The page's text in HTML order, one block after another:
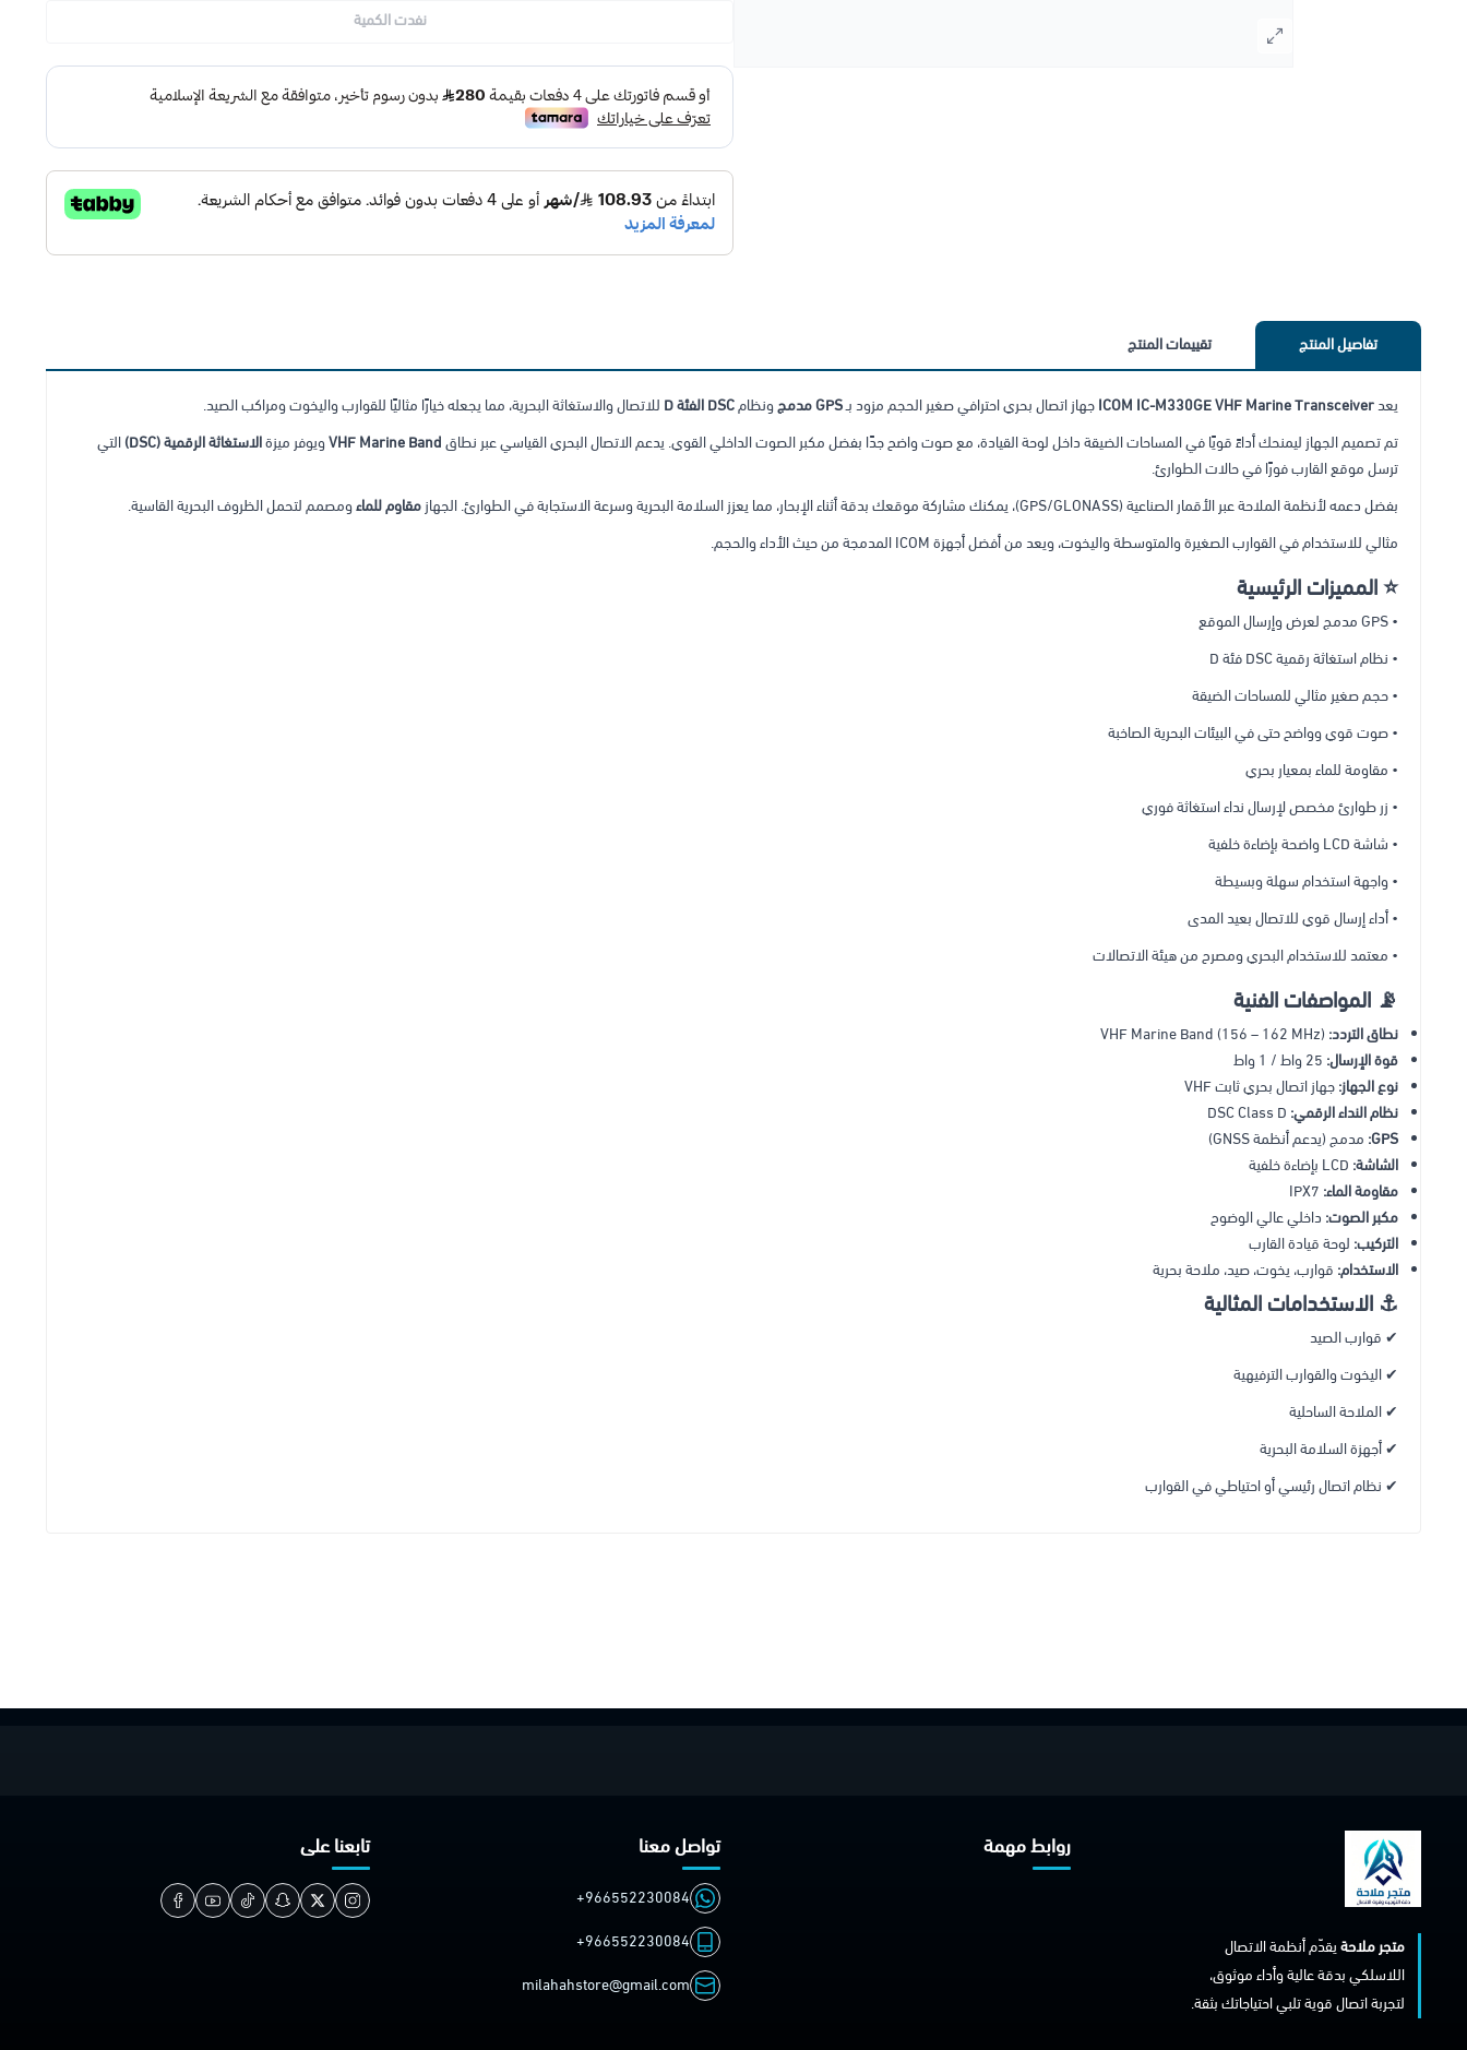
إضافة ملاحظة
نفدت الكمية
تفاصيل المنتج تقييمات المنتج
يعدICOM IC-M330GE VHF Marine Transceiverجهاز اتصال بحري احترافي صغير الحجم مزود بـGPS مدمج ونظامDSC الفئة D
للاتصال والاستغاثة البحرية، مما يجعله خيارًا مثاليًا للقوارب واليخوت ومراكب الصيد.
تم تصميم الجهاز ليمنحك أداءً قويًا في المساحات الضيقة داخل لوحة القيادة، مع صوت واضح جدًا بفضل مكبر الصوت الداخلي القوي. يدعم الاتصال البحري القياسي عبر نطاقVHF Marine Bandويوفر ميزةالاستغاثة الرقمية (DSC)
التي
ترسل موقع القارب فورًا في حالات الطوارئ.
بفضل دعمه لأنظمة الملاحة عبر الأقمار الصناعية (GPS/GLONASS)، يمكنك مشاركة موقعك بدقة أثناء الإبحار، مما يعزز السلامة البحرية وسرعة الاستجابة في الطوارئ. الجهاز
مقاوم للماءومصمم لتحمل الظروف البحرية القاسية.
مثالي للاستخدام في القوارب الصغيرة والمتوسطة واليخوت، ويعد من أفضل أجهزة ICOM المدمجة من حيث الأداء والحجم.
⭐ المميزات الرئيسية
• GPS مدمج لعرض وإرسال الموقع
• نظام استغاثة رقمية DSC فئة D
• حجم صغير مثالي للمساحات الضيقة
• صوت قوي وواضح حتى في البيئات البحرية الصاخبة
• مقاومة للماء بمعيار بحري
• زر طوارئ مخصص لإرسال نداء استغاثة فوري
• شاشة LCD واضحة بإضاءة خلفية
• واجهة استخدام سهلة وبسيطة
• أداء إرسال قوي للاتصال بعيد المدى
• معتمد للاستخدام البحري ومصرح من هيئة الاتصالات
📡 المواصفات الفنية
نطاق التردد:
قوة الإرسال:
نوع الجهاز:جهاز اتصال بحري ثابت VHF
نظام النداء الرقمي:
GPS: مدمج (يدعم أنظمة GNSS)
الشاشة:
مقاومة الماء:
مكبر الصوت: داخلي عالي الوضوح
التركيب: لوحة قيادة القارب
الاستخدام: قوارب، يخوت، صيد، ملاحة بحرية
⚓ الاستخدامات المثالية
✔ قوارب الصيد
✔ اليخوت والقوارب الترفيهية
✔ الملاحة الساحلية
✔ أجهزة السلامة البحرية
✔ نظام اتصال رئيسي أو احتياطي في القوارب
متجر ملاحةيقدّم أنظمة الاتصال
اللاسلكي بدقة عالية وأداء موثوق،
لتجربة اتصال قوية تلبي احتياجاتك بثقة.
روابط مهمة تواصل معنا
+966552230084
+966552230084
milahahstore@gmail.com
تابعنا على